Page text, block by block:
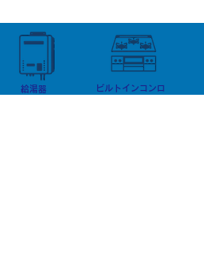
事当日に中止や延期になる原因の
多くは、 工事前には十分に把握
できていなかった 現場状況にあ
ります。 写真だけの見積りでは
給湯器 ビルトインコンロ